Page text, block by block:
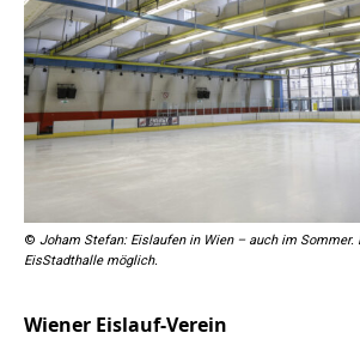
© Joham Stefan: Eislaufen in Wien – auch im Sommer.
EisStadthalle möglich.
Wiener Eislauf-Verein